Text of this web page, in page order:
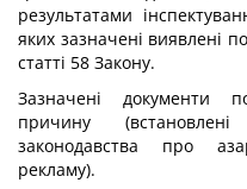
результатами
яких зазначені виявлені
статті 58 Закону.
Зазначені документи
причину
законодавства про
рекламу).